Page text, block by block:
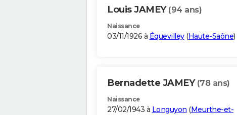
Louis JAMEY (94 ans)
Naissance
03/11/1926 à Équevilley(Haute-Saône)
Bernadette JAMEY (78 ans)
Naissance
27/02/1943 à Longuyon (Meurthe-et-